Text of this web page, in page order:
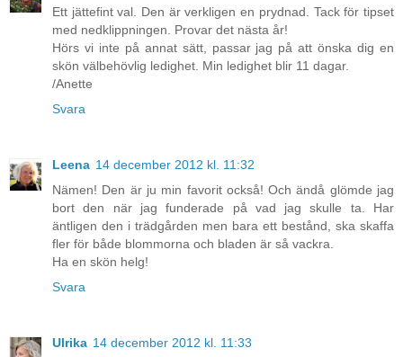
Ett jättefint val. Den är verkligen en prydnad. Tack för tipset
med nedklippningen. Provar det nästa år!
Hörs vi inte på annat sätt, passar jag på att önska dig en
skön välbehövlig ledighet. Min ledighet blir 11 dagar.
/Anette
Svara
Leena 14 december 2012 kl. 11:32
Nämen! Den är ju min favorit också! Och ändå glömde jag
bort den när jag funderade på vad jag skulle ta. Har
äntligen den i trädgården men bara ett bestånd, ska skaffa
fler för både blommorna och bladen är så vackra.
Ha en skön helg!
Svara
Ulrika 14 december 2012 kl. 11:33